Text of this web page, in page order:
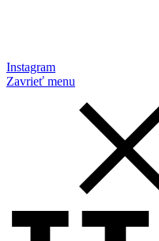
Instagram
Zavrieť menu